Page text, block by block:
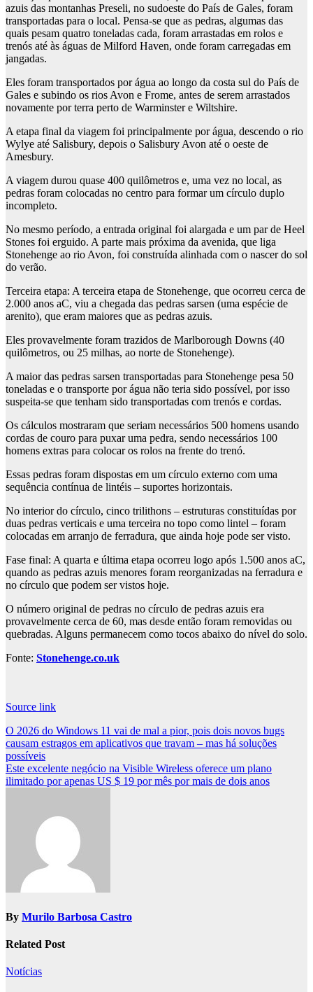
azuis das montanhas Preseli, no sudoeste do País de Gales, foram
transportadas para o local. Pensa-se que as pedras, algumas das
quais pesam quatro toneladas cada, foram arrastadas em rolos e
trenós até às águas de Milford Haven, onde foram carregadas em
jangadas.
Eles foram transportados por água ao longo da costa sul do País de
Gales e subindo os rios Avon e Frome, antes de serem arrastados
novamente por terra perto de Warminster e Wiltshire.
A etapa final da viagem foi principalmente por água, descendo o rio
Wylye até Salisbury, depois o Salisbury Avon até o oeste de
Amesbury.
A viagem durou quase 400 quilômetros e, uma vez no local, as
pedras foram colocadas no centro para formar um círculo duplo
incompleto.
No mesmo período, a entrada original foi alargada e um par de Heel
Stones foi erguido. A parte mais próxima da avenida, que liga
Stonehenge ao rio Avon, foi construída alinhada com o nascer do sol
do verão.
Terceira etapa: A terceira etapa de Stonehenge, que ocorreu cerca de
2.000 anos aC, viu a chegada das pedras sarsen (uma espécie de
arenito), que eram maiores que as pedras azuis.
Eles provavelmente foram trazidos de Marlborough Downs (40
quilômetros, ou 25 milhas, ao norte de Stonehenge).
A maior das pedras sarsen transportadas para Stonehenge pesa 50
toneladas e o transporte por água não teria sido possível, por isso
suspeita-se que tenham sido transportadas com trenós e cordas.
Os cálculos mostraram que seriam necessários 500 homens usando
cordas de couro para puxar uma pedra, sendo necessários 100
homens extras para colocar os rolos na frente do trenó.
Essas pedras foram dispostas em um círculo externo com uma
sequência contínua de lintéis – suportes horizontais.
No interior do círculo, cinco trilithons – estruturas constituídas por
duas pedras verticais e uma terceira no topo como lintel – foram
colocadas em arranjo de ferradura, que ainda hoje pode ser visto.
Fase final: A quarta e última etapa ocorreu logo após 1.500 anos aC,
quando as pedras azuis menores foram reorganizadas na ferradura e
no círculo que podem ser vistos hoje.
O número original de pedras no círculo de pedras azuis era
provavelmente cerca de 60, mas desde então foram removidas ou
quebradas. Alguns permanecem como tocos abaixo do nível do solo.
Fonte: Stonehenge.co.uk
Source link
Post
navigation
O 2026 do Windows 11 vai de mal a pior, pois dois novos bugs
causam estragos em aplicativos que travam – mas há soluções
possíveis
Este excelente negócio na Visible Wireless oferece um plano
ilimitado por apenas US $ 19 por mês por mais de dois anos
By Murilo Barbosa Castro
Related Post
Notícias